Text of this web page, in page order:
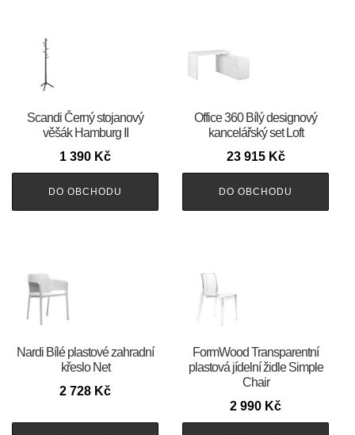
Scandi Černý stojanový
věšák Hamburg II
1 390 Kč
DO OBCHODU
Office 360 Bílý designový
kancelářský set Loft
23 915 Kč
DO OBCHODU
Nardi Bílé plastové zahradní
křeslo Net
2 728 Kč
FormWood Transparentní
plastová jídelní židle Simple
Chair
2 990 Kč